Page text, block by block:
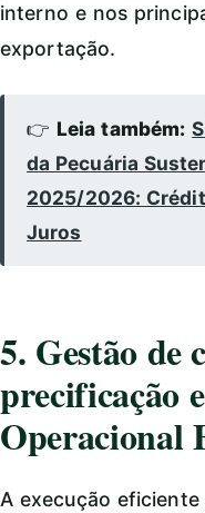
interno e nos
exportação.
👉 Leia também:
da Pecuária
2025/2026:
Juros
5. Gestão de
precificação
Operacional
A execução